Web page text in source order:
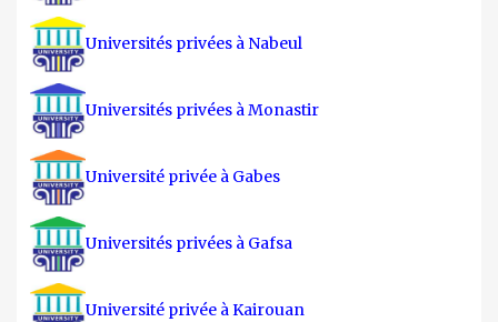
Universités privées à Nabeul
Universités privées à Monastir
Université privée à Gabes
Universités privées à Gafsa
Université privée à Kairouan